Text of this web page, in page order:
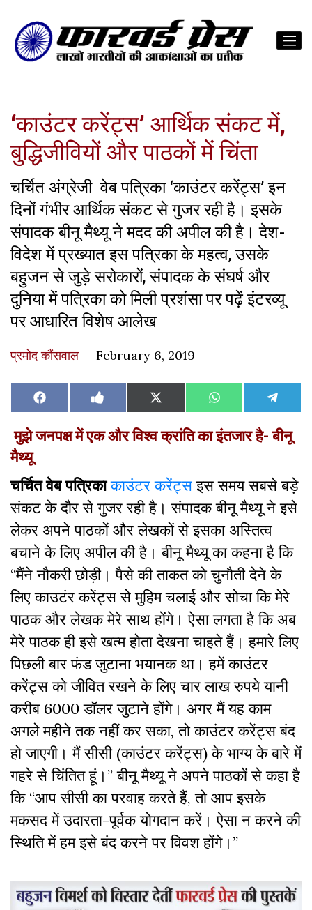
‘काउंटर करेंट्स’ आर्थिक संकट में,
बुद्धिजीवियों और पाठकों में चिंता
चर्चित अंग्रेजी वेब पत्रिका ‘काउंटर करेंट्स’ इन
दिनों गंभीर आर्थिक संकट से गुजर रही है। इसके
संपादक बीनू मैथ्यू ने मदद की अपील की है। देश-
विदेश में प्रख्यात इस पत्रिका के महत्व, उसके
बहुजन से जुड़े सरोकारों, संपादक के संघर्ष और
दुनिया में पत्रिका को मिली प्रशंसा पर पढ़ें इंटरव्यू
पर आधारित विशेष आलेख
प्रमोद कौंसवाल February 6, 2019
Share
on
Facebook Share
on
Like
on
Facebook
Share
on
X
(Twitter)
Share
on
WhatsAppShare
on
मुझे जनपक्ष में एक और विश्व क्रांति का इंतजार है- बीनू
मैथ्यू
चर्चित वेब पत्रिकाकाउंटर करेंट्सइस समय सबसे बड़े
संकट के दौर से गुजर रही है। संपादक बीनू मैथ्यू ने इसे
लेकर अपने पाठकों और लेखकों से इसका अस्तित्व
बचाने के लिए अपील की है। बीनू मैथ्यू का कहना है कि
“मैंने नौकरी छोड़ी। पैसे की ताकत को चुनौती देने के
लिए काउटंर करेंट्स से मुहिम चलाई और सोचा कि मेरे
पाठक और लेखक मेरे साथ होंगे। ऐसा लगता है कि अब
मेरे पाठक ही इसे खत्म होता देखना चाहते हैं। हमारे लिए
पिछली बार फंड जुटाना भयानक था। हमें काउंटर
करेंट्स को जीवित रखने के लिए चार लाख रुपये यानी
करीब 6000 डॉलर जुटाने होंगे। अगर मैं यह काम
अगले महीने तक नहीं कर सका, तो काउंटर करेंट्स बंद
हो जाएगी। मैं सीसी (काउंटर करेंट्स) के भाग्य के बारे में
गहरे से चिंतित हूं।” बीनू मैथ्यू ने अपने पाठकों से कहा है
कि “आप सीसी का परवाह करते हैं, तो आप इसके
मकसद में उदारता-पूर्वक योगदान करें। ऐसा न करने की
स्थिति में हम इसे बंद करने पर विवश होंगे।”